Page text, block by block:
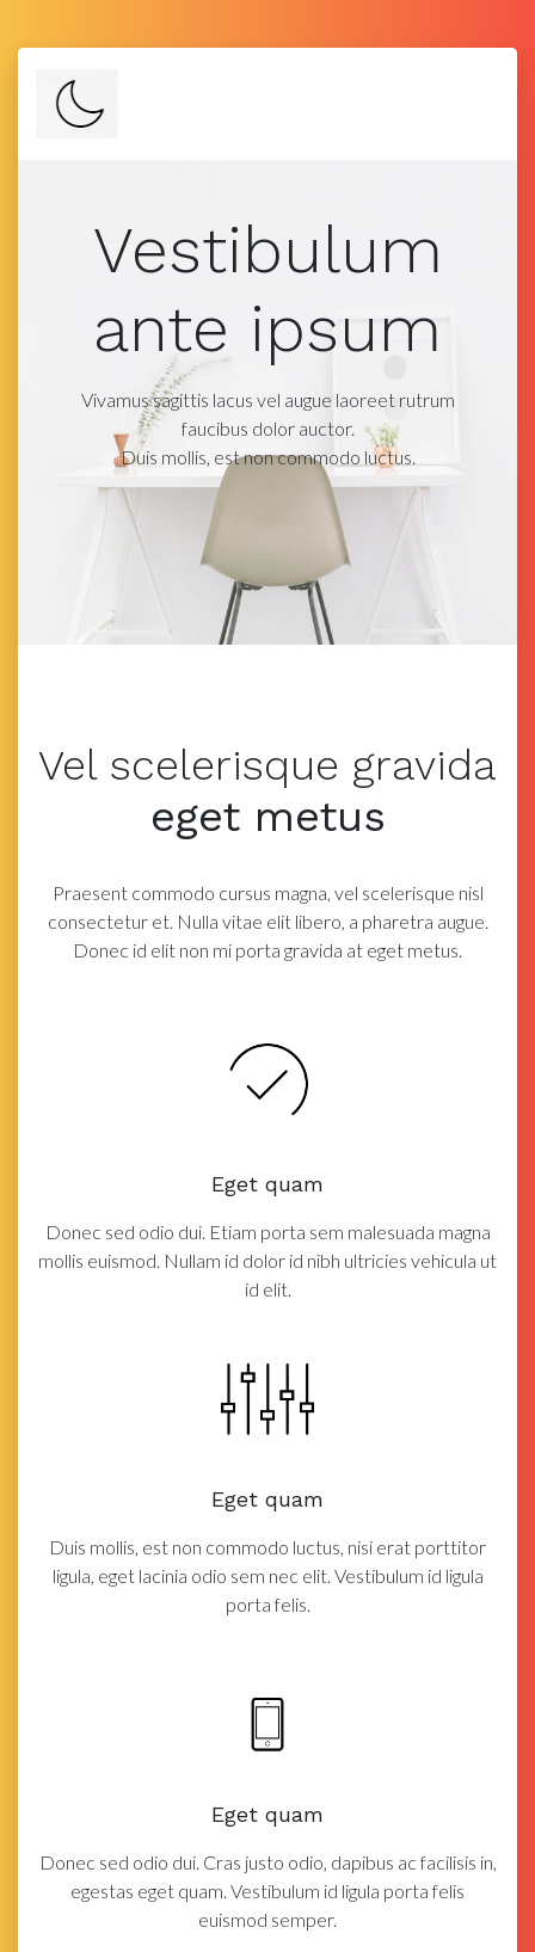
Vestibulum
ante ipsum
Vivamus sagittis lacus vel augue laoreet rutrum
faucibus dolor auctor.
Duis mollis, est non commodo luctus.
Vel scelerisque gravida
eget metus
Praesent commodo cursus magna, vel scelerisque nisl
consectetur et. Nulla vitae elit libero, a pharetra augue.
Donec id elit non mi porta gravida at eget metus.
Eget quam
Donec sed odio dui. Etiam porta sem malesuada magna
mollis euismod. Nullam id dolor id nibh ultricies vehicula ut
id elit.
Eget quam
Duis mollis, est non commodo luctus, nisi erat porttitor
ligula, eget lacinia odio sem nec elit. Vestibulum id ligula
porta felis.
Eget quam
Donec sed odio dui. Cras justo odio, dapibus ac facilisis in,
egestas eget quam. Vestibulum id ligula porta felis
euismod semper.